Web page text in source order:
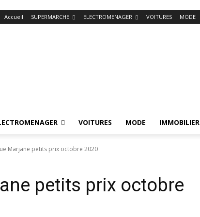
Accueil SUPERMARCHE ELECTROMENAGER VOITURES MODE
VOITURES MODE IMMOBILIER
Marjane petits prix octobre 2020
petits prix octobre